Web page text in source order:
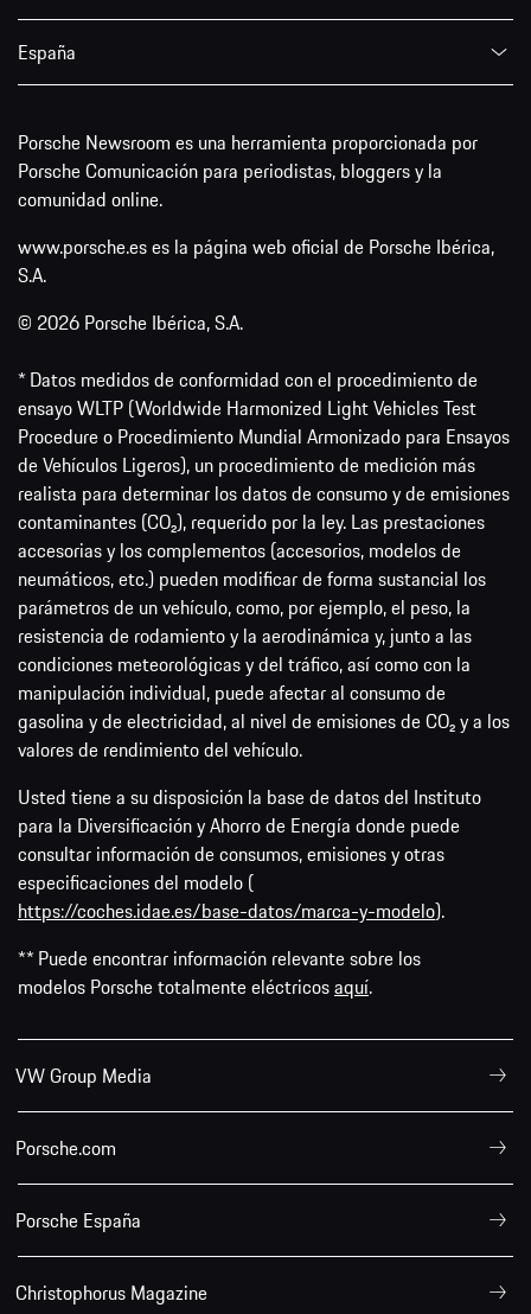
España
Porsche Newsroom es una herramienta proporcionada por
Porsche Comunicación para periodistas, bloggers y la
comunidad online.
www.porsche.es es la página web oficial de Porsche Ibérica,
S.A.
© 2026 Porsche Ibérica, S.A.
* Datos medidos de conformidad con el procedimiento de
ensayo WLTP (Worldwide Harmonized Light Vehicles Test
Procedure o Procedimiento Mundial Armonizado para Ensayos
de Vehículos Ligeros), un procedimiento de medición más
realista para determinar los datos de consumo y de emisiones
contaminantes (CO₂), requerido por la ley. Las prestaciones
accesorias y los complementos (accesorios, modelos de
neumáticos, etc.) pueden modificar de forma sustancial los
parámetros de un vehículo, como, por ejemplo, el peso, la
resistencia de rodamiento y la aerodinámica y, junto a las
condiciones meteorológicas y del tráfico, así como con la
manipulación individual, puede afectar al consumo de
gasolina y de electricidad, al nivel de emisiones de CO₂ y a los
valores de rendimiento del vehículo.
Usted tiene a su disposición la base de datos del Instituto
para la Diversificación y Ahorro de Energía donde puede
consultar información de consumos, emisiones y otras
especificaciones del modelo (
https://coches.idae.es/base-datos/marca-y-modelo).
** Puede encontrar información relevante sobre los
modelos Porsche totalmente eléctricosaquí.
VW Group Media
Porsche.com
Porsche España
Christophorus Magazine